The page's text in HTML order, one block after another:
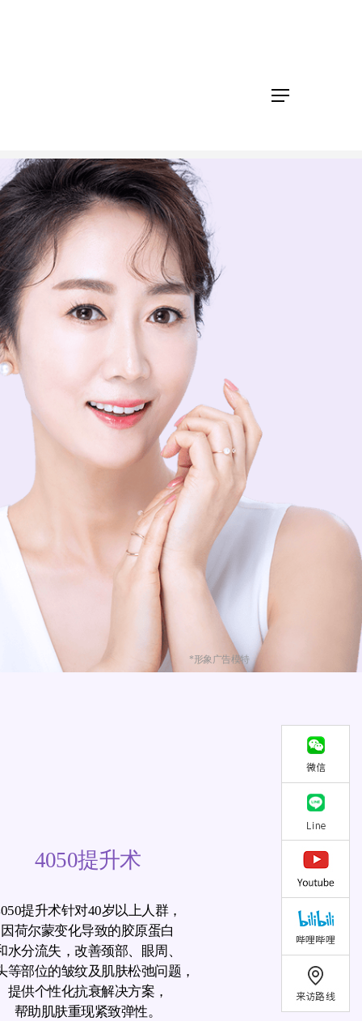
*形象广告模特
4050提升术
提升术针对40岁以上人群，
因荷尔蒙变化导致的胶原蛋白
水分流失，改善颈部、眼周、
等部位的皱纹及肌肤松弛问题，
提供个性化抗衰解决方案，
帮助肌肤重现紧致弹性。